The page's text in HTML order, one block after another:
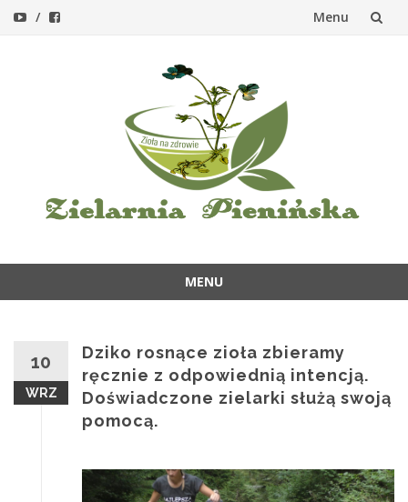
Menu
MENU
10
WRZ
Dziko rosnące zioła zbieramy
ręcznie z odpowiednią intencją.
Doświadczone zielarki służą swoją
pomocą.